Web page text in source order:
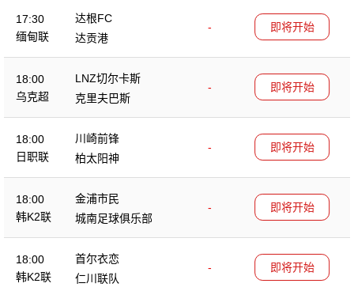
17:30
缅甸联
达根FC
-
达贡港
即将开始
18:00
乌克超
LNZ切尔卡斯
-
克里夫巴斯
即将开始
18:00
日职联
川崎前锋
-
柏太阳神
即将开始
18:00
韩K2联
金浦市民
-
城南足球俱乐部
即将开始
18:00
韩K2联
首尔衣恋
-
仁川联队
即将开始